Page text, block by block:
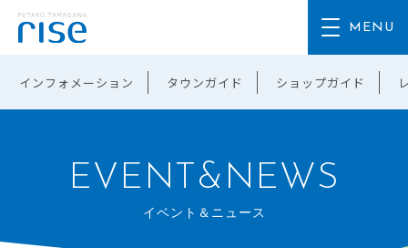
インフォメーション タウンガイド ショップガイド
EVENT&NEWS
イベント＆ニュース